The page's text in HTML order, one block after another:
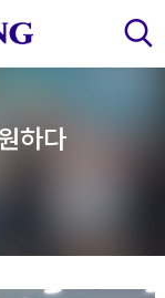
검색 레이어 열기
하다